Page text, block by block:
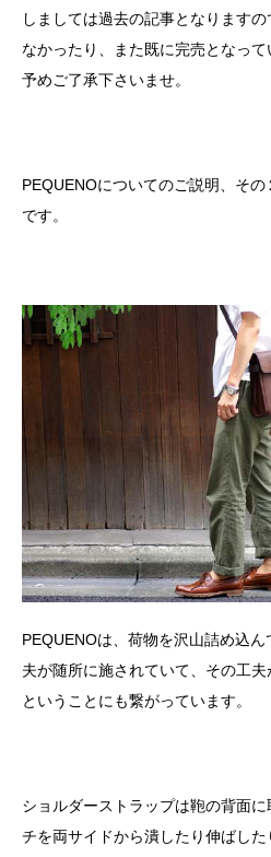
しましては過去の記事となります
なかったり、また既に完売となって
予めご了承下さいませ。
PEQUENOについてのご説明、そ
です。
PEQUENOは、荷物を沢山詰め込
夫が随所に施されていて、その工
ということにも繋がっています。
ショルダーストラップは鞄の背面
チを両サイドから潰したり伸ばし